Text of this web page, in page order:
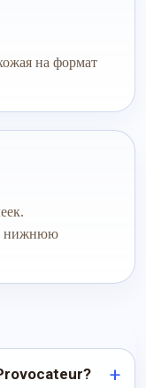
на формат
нижнюю